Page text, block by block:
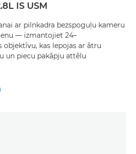
IS USM
ar pilnkadra bezspoguļu kameru
— izmantojiet 24–
kas lepojas ar ātru
un piecu pakāpju attēlu